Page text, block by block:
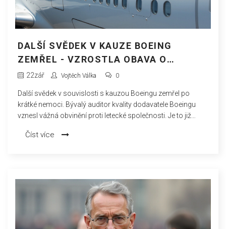
DALŠÍ SVĚDEK V KAUZE BOEING
ZEMŘEL - VZROSTLA OBAVA O
BEZPEČNOST V LETECTVÍ
22zář Vojtěch Válka 0
Další svědek v souvislosti s kauzou Boeingu zemřel po
krátké nemoci. Bývalý auditor kvality dodavatele Boeingu
vznesl vážná obvinění proti letecké společnosti. Je to již
Boeingu ohledně bezpečnostních problémů.
Číst více